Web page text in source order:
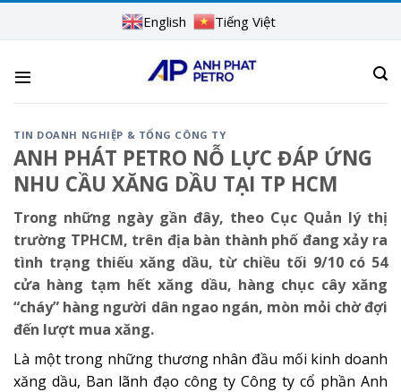
English Tiếng Việt
TIN DOANH NGHIỆP & TỔNG CÔNG TY
ANH PHÁT PETRO NỖ LỰC ĐÁP ỨNG
NHU CẦU XĂNG DẦU TẠI TP HCM
Trong những ngày gần đây, theo Cục Quản lý thị
trường TPHCM, trên địa bàn thành phố đang xảy ra
tình trạng thiếu xăng dầu, từ chiều tối 9/10 có 54
cửa hàng tạm hết xăng dầu, hàng chục cây xăng
“cháy” hàng người dân ngao ngán, mòn mỏi chờ đợi
đến lượt mua xăng.
Là một trong những thương nhân đầu mối kinh doanh
xăng dầu, Ban lãnh đạo công ty Công ty cổ phần Anh